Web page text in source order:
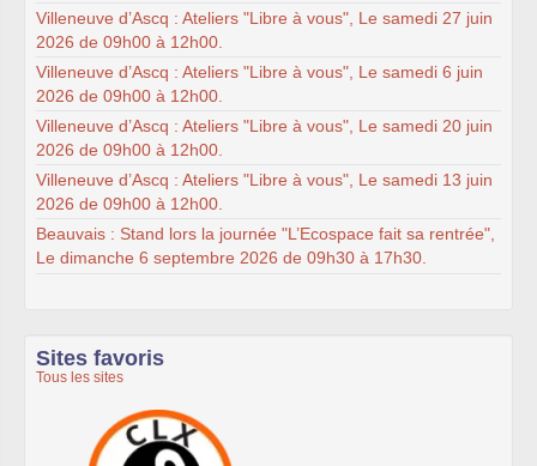
Villeneuve d’Ascq : Ateliers "Libre à vous", Le samedi 27 juin
2026 de 09h00 à 12h00.
Villeneuve d’Ascq : Ateliers "Libre à vous", Le samedi 6 juin
2026 de 09h00 à 12h00.
Villeneuve d’Ascq : Ateliers "Libre à vous", Le samedi 20 juin
2026 de 09h00 à 12h00.
Villeneuve d’Ascq : Ateliers "Libre à vous", Le samedi 13 juin
2026 de 09h00 à 12h00.
Beauvais : Stand lors la journée "L’Ecospace fait sa rentrée",
Le dimanche 6 septembre 2026 de 09h30 à 17h30.
Sites favoris
Tous les sites